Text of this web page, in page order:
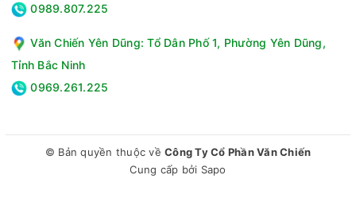
0989.807.225
Văn Chiến Yên Dũng: Tổ Dân Phố 1, Phường Yên Dũng,
Tỉnh Bắc Ninh
0969.261.225
© Bản quyền thuộc về Công Ty Cổ Phần Văn Chiến
Cung cấp bởi Sapo